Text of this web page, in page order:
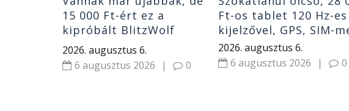
15 000 Ft-ért ez a
kipróbált BlitzWolf
hangszóró nagyon jó
vétel
2026. augusztus 6.
6 augusztus 2026
| 0
Ft-os tablet 120 Hz-es
kijelzővel, GPS, SIM-
2026. augusztus 6.
6 augusztus 2026
| 0